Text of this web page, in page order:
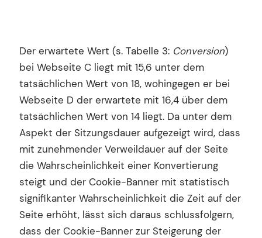
Der erwartete Wert (s. Tabelle 3: Conversion)
bei Webseite C liegt mit 15,6 unter dem
tatsächlichen Wert von 18, wohingegen er bei
Webseite D der erwartete mit 16,4 über dem
tatsächlichen Wert von 14 liegt. Da unter dem
Aspekt der Sitzungsdauer aufgezeigt wird, dass
mit zunehmender Verweildauer auf der Seite
die Wahrscheinlichkeit einer Konvertierung
steigt und der Cookie-Banner mit statistisch
signifikanter Wahrscheinlichkeit die Zeit auf der
Seite erhöht, lässt sich daraus schlussfolgern,
dass der Cookie-Banner zur Steigerung der